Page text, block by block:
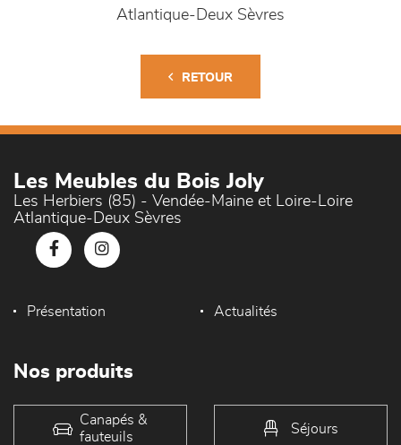
Atlantique-Deux Sèvres
RETOUR
Les Meubles du Bois Joly
Les Herbiers (85) - Vendée-Maine et Loire-Loire
Atlantique-Deux Sèvres
Présentation Actualités
Nos produits
Canapés &
fauteuils
Séjours